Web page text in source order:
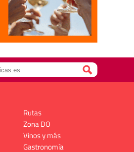
Rutas
Zona DO
Vinos y más
Gastronomía